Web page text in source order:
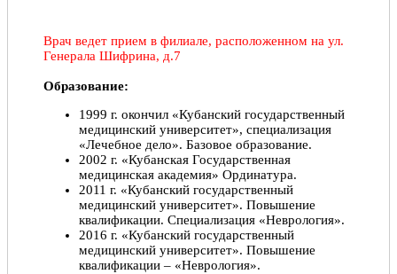
Врач ведет прием в филиале, расположенном на ул.
Генерала Шифрина, д.7
Образование:
1999 г. окончил «Кубанский государственный
медицинский университет», специализация
«Лечебное дело». Базовое образование.
2002 г. «Кубанская Государственная
медицинская академия» Ординатура.
2011 г. «Кубанский государственный
медицинский университет». Повышение
квалификации. Специализация «Неврология».
2016 г. «Кубанский государственный
медицинский университет». Повышение
квалификации – «Неврология».